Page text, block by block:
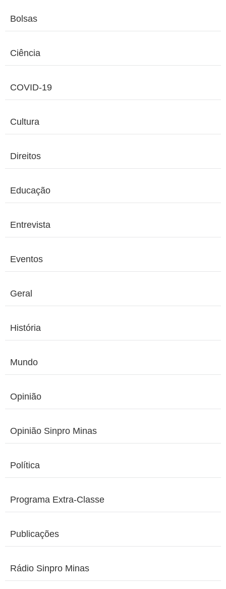
Bolsas
Ciência
COVID-19
Cultura
Direitos
Educação
Entrevista
Eventos
Geral
História
Mundo
Opinião
Opinião Sinpro Minas
Política
Programa Extra-Classe
Publicações
Rádio Sinpro Minas